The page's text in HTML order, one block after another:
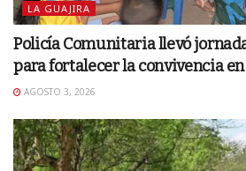
LA GUAJIRA
Policía Comunitaria llevó jornada
para fortalecer la convivencia
AGOSTO 3, 2026